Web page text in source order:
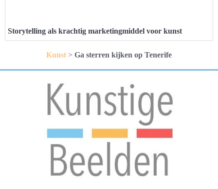
Storytelling als krachtig marketingmiddel voor kunst
Kunst > Ga sterren kijken op Tenerife